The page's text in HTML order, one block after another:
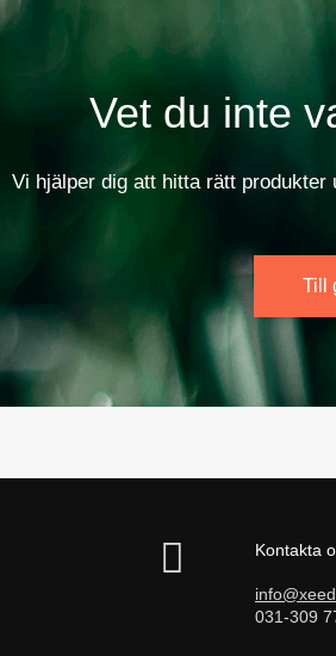
Vet du inte
Vi hjälper dig att hitta rätt
Till
Kontakta
031-309